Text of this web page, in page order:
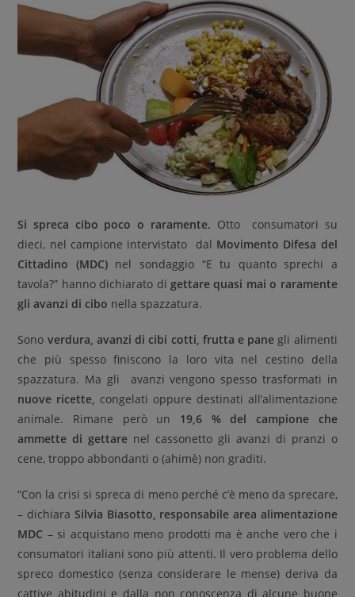
Si spreca cibo poco o raramente. Otto consumatori su
dieci, nel campione intervistato dal Movimento Difesa del
Cittadino (MDC) nel sondaggio “E tu quanto sprechi a
tavola?” hanno dichiarato di gettare quasi mai o raramente
gli avanzi di cibo nella spazzatura.
Sono verdura, avanzi di cibi cotti, frutta e pane gli alimenti
che più spesso finiscono la loro vita nel cestino della
spazzatura. Ma gli avanzi vengono spesso trasformati in
nuove ricette, congelati oppure destinati all’alimentazione
animale. Rimane però un 19,6 % del campione che
ammette di gettare nel cassonetto gli avanzi di pranzi o
cene, troppo abbondanti o (ahimè) non graditi.
“Con la crisi si spreca di meno perché c’è meno da sprecare,
– dichiara Silvia Biasotto, responsabile area alimentazione
MDC – si acquistano meno prodotti ma è anche vero che i
consumatori italiani sono più attenti. Il vero problema dello
spreco domestico (senza considerare le mense) deriva da
cattive abitudini e dalla non conoscenza di alcune buone